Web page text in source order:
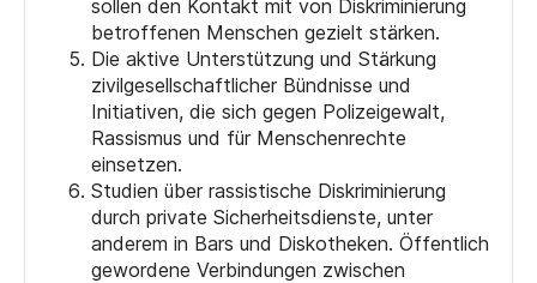
sollen den Kontakt mit von Diskriminierung
betroffenen Menschen gezielt stärken.
Die aktive Unterstützung und Stärkung
zivilgesellschaftlicher Bündnisse und
Initiativen, die sich gegen Polizeigewalt,
Rassismus und für Menschenrechte
einsetzen.
Studien über rassistische Diskriminierung
durch private Sicherheitsdienste, unter
anderem in Bars und Diskotheken. Öffentlich
gewordene Verbindungen zwischen